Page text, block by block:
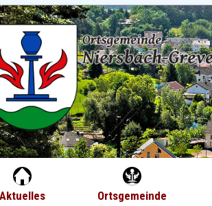
Aktuelles Ortsgemeinde